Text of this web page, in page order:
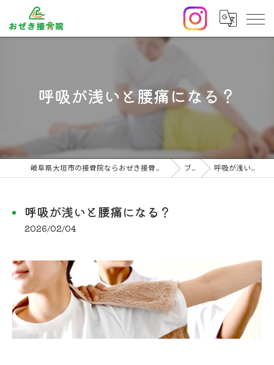
呼吸が浅いと腰痛になる？
岐阜県大垣市の接骨院ならおぜき接骨院/整体院｜腰痛/交通事故治療/肩こり ブログ 呼吸が浅いと腰痛になる？
呼吸が浅いと腰痛になる？
2026/02/04